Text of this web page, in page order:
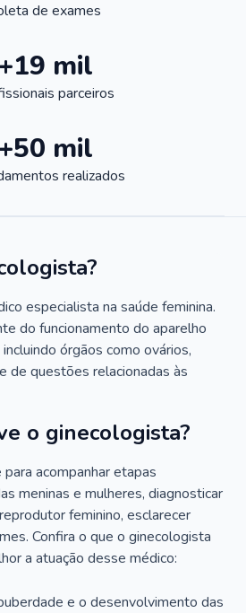
de exames
+19 mil
parceiros
+50 mil
realizados
especialista na saúde feminina.
do funcionamento do aparelho
órgãos como ovários,
de questões relacionadas às
o ginecologista?
acompanhar etapas
meninas e mulheres, diagnosticar
feminino, esclarecer
Confira o que o ginecologista
a atuação desse médico:
e o desenvolvimento das